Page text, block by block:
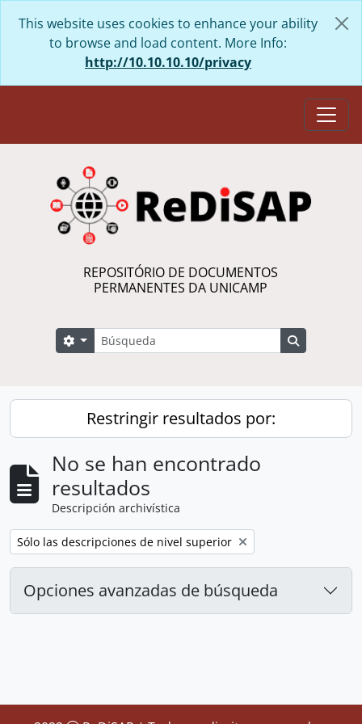
This website uses cookies to enhance your ability
to browse and load content. More Info:
http://10.10.10.10/privacy
REPOSITÓRIO DE DOCUMENTOS
PERMANENTES DA UNICAMP
Búsqueda
Search options
Restringir resultados por:
No se han encontrado
resultados
Descripción archivística
Remove filter:
Sólo las descripciones de nivel superior
Opciones avanzadas de búsqueda